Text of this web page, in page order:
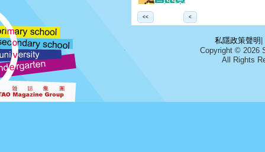
<< <
私隱政策聲明
Copyright © 2026
All Rights